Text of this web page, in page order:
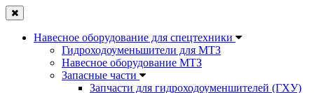
Навесное оборудование для спецтехники
Гидроходоуменьшители для МТЗ
Навесное оборудование МТЗ
Запасные части
Запчасти для гидроходоуменшителей (ГХУ)